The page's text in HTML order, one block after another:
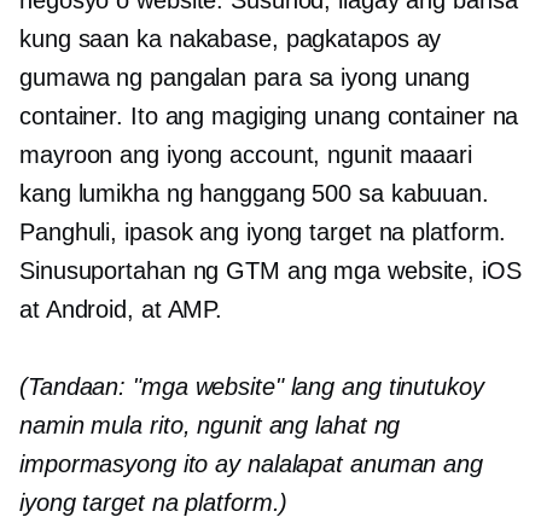
kung saan ka nakabase, pagkatapos ay
gumawa ng pangalan para sa iyong unang
container. Ito ang magiging unang container na
mayroon ang iyong account, ngunit maaari
kang lumikha ng hanggang 500 sa kabuuan.
Panghuli, ipasok ang iyong target na platform.
Sinusuportahan ng GTM ang mga website, iOS
at Android, at AMP.
(Tandaan: "mga website" lang ang tinutukoy
namin mula rito, ngunit ang lahat ng
impormasyong ito ay nalalapat anuman ang
iyong target na platform.)